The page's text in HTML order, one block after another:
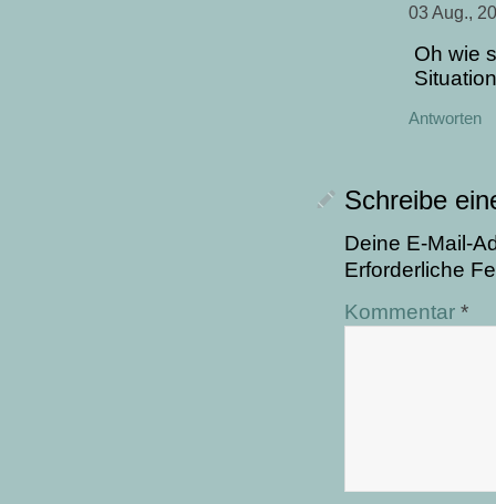
03 Aug.,
Oh wie
Situation
Antworten
Schreibe
Deine E-Mail-
Erforderliche
Kommentar *